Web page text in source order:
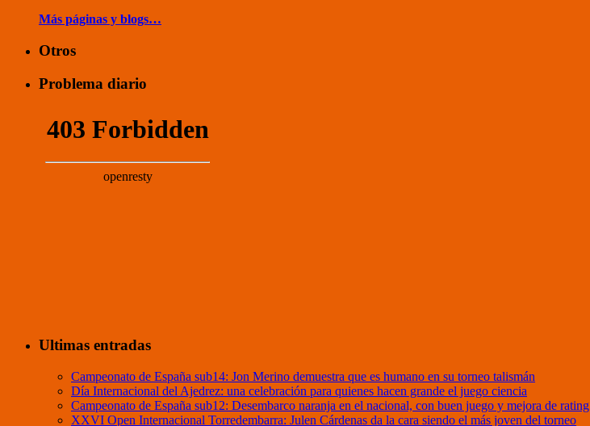
Más páginas y blogs…
Otros
Problema diario
Ultimas entradas
Campeonato de España sub14: Jon Merino demuestra que es humano en su torneo talismán
Día Internacional del Ajedrez: una celebración para quienes hacen grande el juego ciencia
Campeonato de España sub12: Desembarco naranja en el nacional, con buen juego y mejora de rating
XXVI Open Internacional Torredembarra: Julen Cárdenas da la cara siendo el más joven del torneo